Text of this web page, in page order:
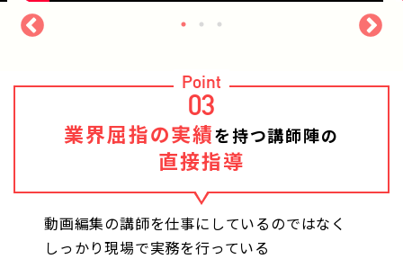
Point
03
業界屈指の実績を持つ講師陣の
直接指導
動画編集の講師を仕事にしているのではなく
しっかり現場で実務を行っている